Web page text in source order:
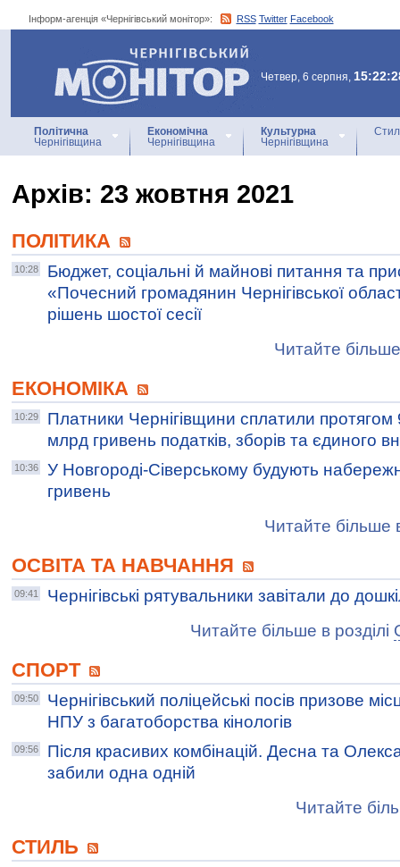
Інформ-агенція «Чернігівський монітор»: RSS Twitter Facebook
Інформ-агенція
«Чернігівський монітор»
Четвер, 6 серпня,
Політична
Чернігівщина
Економічна
Чернігівщина
Культурна
Чернігівщина
Архiв: 23 жовтня 2021
ПОЛІТИКА
10:28
Бюджет, соціальні й майнові питання та
«Почесний громадянин Чернігівської
рішень шостої сесії
Читайте
ЕКОНОМІКА
10:29
Платники Чернігівщини сплатили протягом
млрд гривень податків, зборів та єдиного
10:36
У Новгороді-Сіверському будують
гривень
Читайте більше
ОСВІТА ТА НАВЧАННЯ
09:41
Чернігівські рятувальники завітали до
Читайте більше в розділі
СПОРТ
09:50
Чернігівський поліцейські посів призове
НПУ з багатоборства кінологів
09:56
Після красивих комбінацій. Десна та
забили одна одній
Читайте
СТИЛЬ